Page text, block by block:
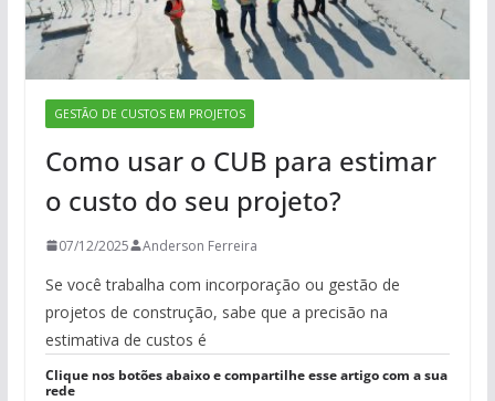
GESTÃO DE CUSTOS EM PROJETOS
Como usar o CUB para estimar
o custo do seu projeto?
07/12/2025 Anderson Ferreira
Se você trabalha com incorporação ou gestão de
projetos de construção, sabe que a precisão na
estimativa de custos é
Clique nos botões abaixo e compartilhe esse artigo com a sua
rede